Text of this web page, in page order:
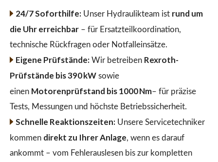
24/7 Soforthilfe:Unser Hydraulikteam ist rund um
die Uhr erreichbar – für Ersatzteilkoordination,
technische Rückfragen oder Notfalleinsätze.
Eigene Prüfstände:Wir betreiben Rexroth-
Prüfstände bis 390 kW sowie
einen Motorenprüfstand bis 1000 Nm– für präzise
Tests, Messungen und höchste Betriebssicherheit.
Schnelle Reaktionszeiten:Unsere Servicetechniker
kommen direkt zu Ihrer Anlage, wenn es darauf
ankommt – vom Fehlerauslesen bis zur kompletten